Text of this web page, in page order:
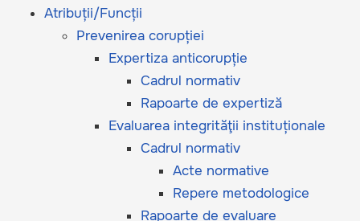
Atribuții/Funcții
Prevenirea corupției
Expertiza anticorupție
Cadrul normativ
Rapoarte de expertiză
Evaluarea integrităţii instituționale
Cadrul normativ
Acte normative
Repere metodologice
Rapoarte de evaluare